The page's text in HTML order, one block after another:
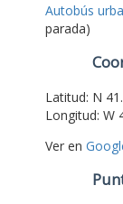
Autobús
parada)
Latitud: N
Longitud: W
Ver en